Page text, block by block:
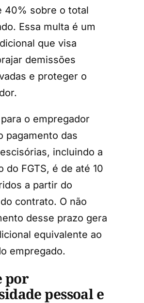
40% sobre o total
Essa multa é um
que visa
demissões
e proteger o
o empregador
pagamento das
incluindo a
do FGTS, é de até 10
a partir do
contrato. O não
desse prazo gera
equivalente ao
empregado.
por
pessoal e